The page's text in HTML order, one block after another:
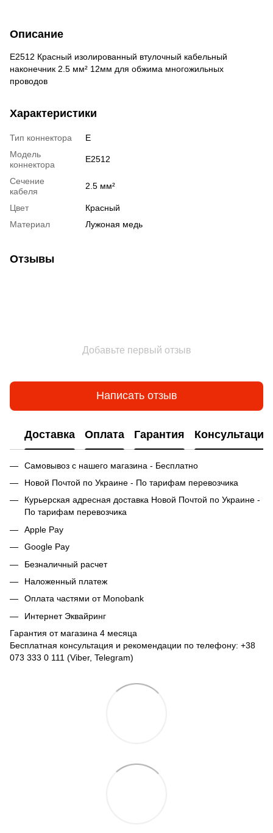
Описание
E2512 Красный изолированный втулочный кабельный
наконечник 2.5 мм² 12мм для обжима многожильных
проводов
Характеристики
Тип коннектора
E
Модель
коннектора
E2512
Сечение
кабеля
2.5 мм²
Цвет
Красный
Материал
Лужоная медь
Отзывы
Добавьте первый отзыв
Написать отзыв
Доставка Оплата Гарантия Консультация
Самовывоз с нашего магазина - Бесплатно
Новой Почтой по Украине - По тарифам перевозчика
Курьерская адресная доставка Новой Почтой по Украине -
По тарифам перевозчика
Apple Pay
Google Pay
Безналичный расчет
Наложенный платеж
Оплата частями от Monobank
Интернет Эквайринг
Гарантия от магазина 4 месяца
Бесплатная консультация и рекомендации по телефону: +38
073 333 0 111 (Viber, Telegram)